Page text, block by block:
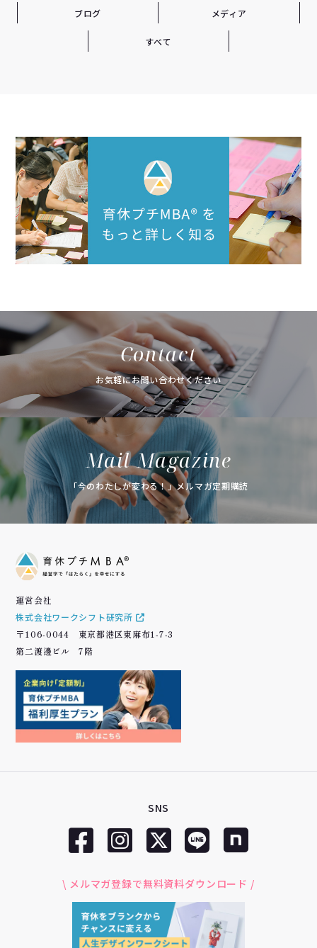
ブログ メディア
すべて
Contact
お気軽にお問い合わせください
Mail Magazine
「今のわたしが変わる！」メルマガ定期購読
運営会社
株式会社ワークシフト研究所
〒106-0044 東京都港区東麻布1-7-3
第二渡邊ビル 7階
SNS
\ メルマガ登録で無料資料ダウンロード /